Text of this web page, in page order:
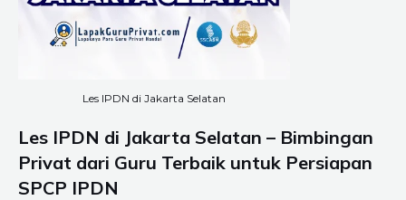
Les IPDN di Jakarta Selatan
Les IPDN di Jakarta Selatan – Bimbingan
Privat dari Guru Terbaik untuk Persiapan
SPCP IPDN